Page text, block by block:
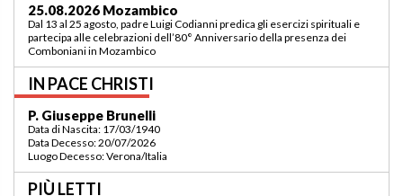
03.09.2026 Lomé/Togo
Padre Luigi Codianni e padre Elias Sindjalim partecipano dal 26 agosto al 3
settembre all’incontro della commissione ASCAF sulla riorganizzazione
della regione a Lomé/Togo
IN PACE CHRISTI
P. Bruno Bordonali
Data di Nascita: 01/07/1942
Data Decesso: 13/07/2026
Luogo Decesso: Verona /Italia
PIÙ LETTI